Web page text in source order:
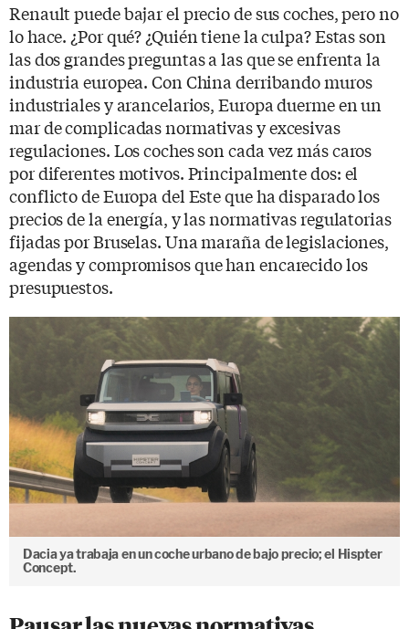
Renault puede bajar el precio de sus coches, pero no
lo hace. ¿Por qué? ¿Quién tiene la culpa? Estas son
las dos grandes preguntas a las que se enfrenta la
industria europea. Con China derribando muros
industriales y arancelarios, Europa duerme en un
mar de complicadas normativas y excesivas
regulaciones. Los coches son cada vez más caros
por diferentes motivos. Principalmente dos: el
conflicto de Europa del Este que ha disparado los
precios de la energía, y las normativas regulatorias
fijadas por Bruselas. Una maraña de legislaciones,
agendas y compromisos que han encarecido los
presupuestos.
Dacia ya trabaja en un coche urbano de bajo precio; el Hispter
Concept.